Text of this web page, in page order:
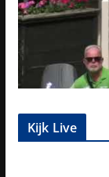
Kijk Live